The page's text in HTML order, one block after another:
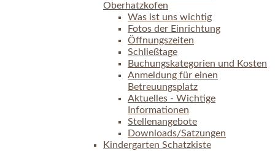
Oberhatzkofen
Was ist uns wichtig
Fotos der Einrichtung
Öffnungszeiten
Schließtage
Buchungskategorien und Kosten
Anmeldung für einen
Betreuungsplatz
Aktuelles - Wichtige
Informationen
Stellenangebote
Downloads/Satzungen
Kindergarten Schatzkiste